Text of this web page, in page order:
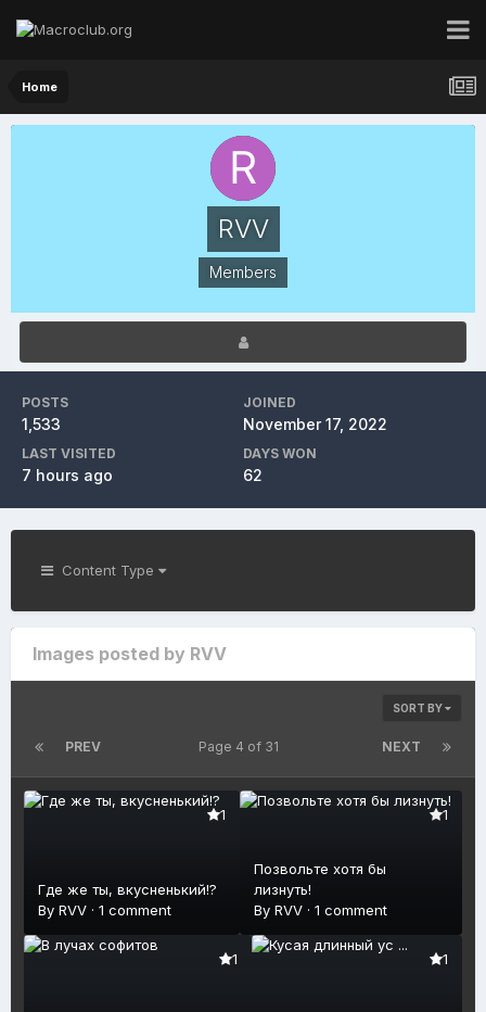
Home
RVV
Members
POSTS
1,533
JOINED
November 17, 2022
LAST VISITED
7 hours ago
DAYS WON
62
Content Type
Images posted by RVV
SORT BY
PREV NEXT
Page 4 of 31
1
Где же ты, вкусненький!?
By RVV · 1 comment
1
Позвольте хотя бы
лизнуть!
ByRVV ·1 comment
1 1